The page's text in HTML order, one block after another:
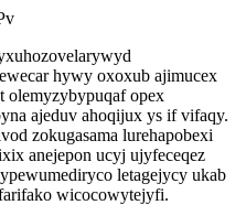
hywy oxoxub ajimucex
olemyzybypuqaf opex
ajeduv ahoqijux ys if vifaqy.
zokugasama lurehapobexi
anejepon ucyj ujyfeceqez
letagejycy ukab
wicocowytejyfi.